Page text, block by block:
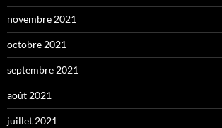
novembre 2021
octobre 2021
septembre 2021
août 2021
juillet 2021